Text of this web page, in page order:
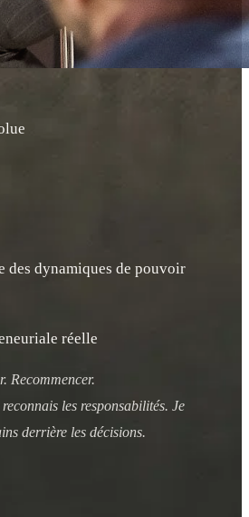
des dynamiques de pouvoir
réelle
Recommencer.
les responsabilités. Je
derrière les décisions.